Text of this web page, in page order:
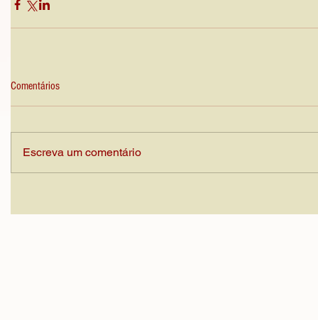
Comentários
Escreva um comentário